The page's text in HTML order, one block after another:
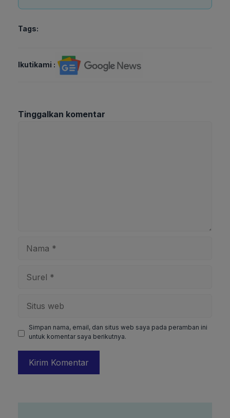
Tags:
Ikutikami :
Tinggalkan komentar
web
Simpan nama, email, dan situs web saya pada peramban ini
untuk komentar saya berikutnya.